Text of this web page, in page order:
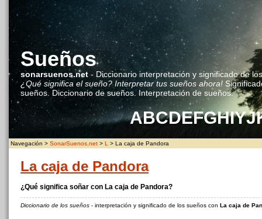
Sueños
sonarsuenos.net- Diccionario interpretación y significado de
¿Qué significa el sueño? Interpretar tus sueños ahora!
sueños. Diccionario de sueños. Interpretación de sueños.
ABCDEFGHIYJ
Navegación > SonarSuenos.net > L > La caja de Pandora
La caja de Pandora
¿Qué significa soñar con La caja de Pandora?
Diccionario de los sueños - interpretación y significado de los sueños con La caja de